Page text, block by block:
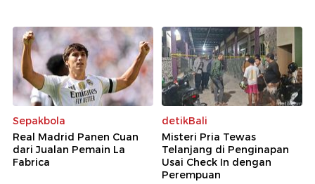
Sepakbola
Real Madrid Panen Cuan
dari Jualan Pemain La
Fabrica
detikBali
Misteri Pria Tewas
Telanjang di Penginapan
Usai Check In dengan
Perempuan